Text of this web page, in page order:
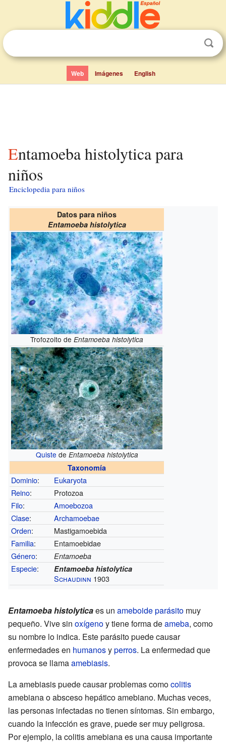
Web Imágenes English
Entamoeba histolytica para
niños
Enciclopedia para niños
Datos para niños
Entamoeba histolytica
Trofozoito deEntamoeba histolytica
Quiste de Entamoeba histolytica
Taxonomía
Dominio:
Eukaryota
Reino:
Protozoa
Filo:
Amoebozoa
Clase:
Archamoebae
Orden:
Mastigamoebida
Familia:
Entamoebidae
Género: Entamoeba
Especie: Entamoeba histolytica
Schaudinn 1903
Entamoeba histolyticaes un ameboideparásito muy
pequeño. Vive sin oxígenoy tiene forma deameba, como
su nombre lo indica. Este parásito puede causar
enfermedades en humanosyperros. La enfermedad que
provoca se llamaamebiasis.
La amebiasis puede causar problemas comocolitis
amebiana o absceso hepático amebiano. Muchas veces,
las personas infectadas no tienen síntomas. Sin embargo,
cuando la infección es grave, puede ser muy peligrosa.
Por ejemplo, la colitis amebiana es una causa importante